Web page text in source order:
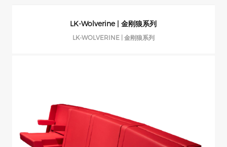
LK-Wolverine | 金刚狼系列
LK-WOLVERINE | 金刚狼系列